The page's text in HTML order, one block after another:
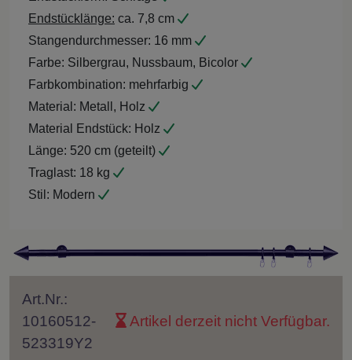
Endstücklänge: ca. 7,8 cm
Stangendurchmesser: 16 mm
Farbe: Silbergrau, Nussbaum, Bicolor
Farbkombination: mehrfarbig
Material: Metall, Holz
Material Endstück: Holz
Länge: 520 cm (geteilt)
Traglast: 18 kg
Stil: Modern
Art.Nr.:
10160512-
523319Y2
Artikel derzeit nicht Verfügbar.